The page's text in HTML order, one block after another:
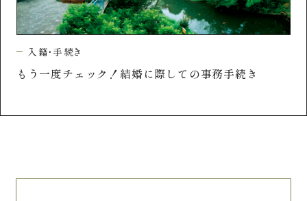
入籍・手続き
もう一度チェック！結婚に際しての事務手続き